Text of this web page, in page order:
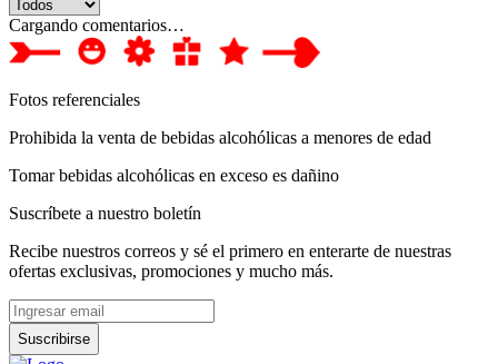
Cargando comentarios…
Fotos referenciales
Prohibida la venta de bebidas alcohólicas a menores de edad
Tomar bebidas alcohólicas en exceso es dañino
Suscríbete a nuestro boletín
Recibe nuestros correos y sé el primero en enterarte de nuestras
ofertas exclusivas, promociones y mucho más.
Suscribirse